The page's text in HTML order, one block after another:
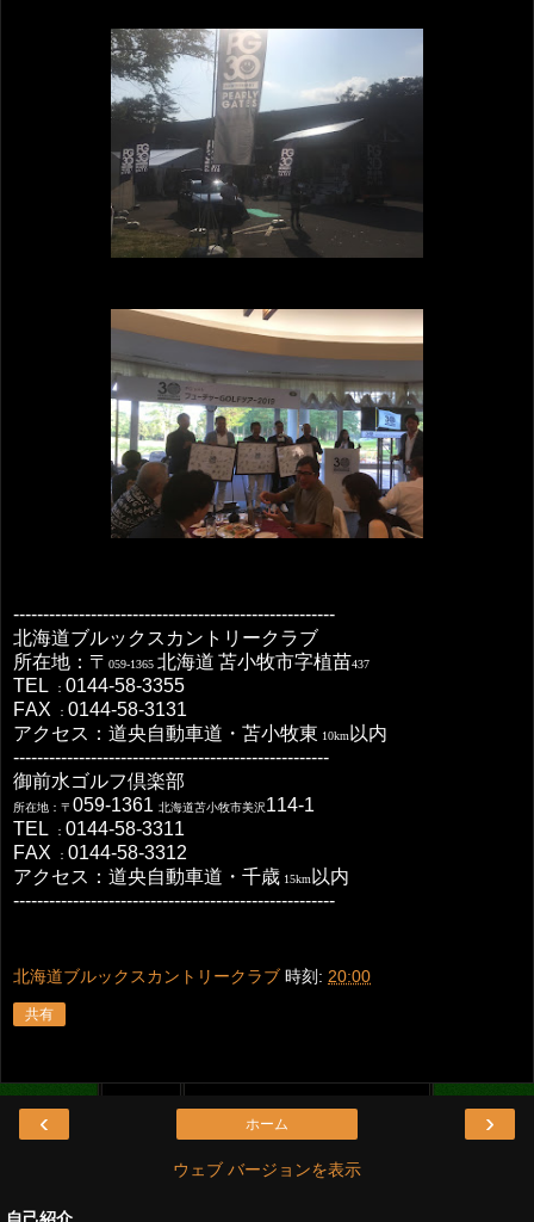
------------------------------------------------------
北海道ブルックスカントリークラブ
所在地：〒 059-1365 北海道 苫小牧市字植苗437
TEL ： 0144-58-3355
FAX
： 0144-58-3131
アクセス：道央自動車道・苫小牧東 10km 以内
-----------------------------------------------------
御前水ゴルフ倶楽部
所在地：〒 059-1361 北海道苫小牧市美沢114-1
TEL
： 0144-58-3311
FAX
： 0144-58-3312
アクセス：道央自動車道・千歳 15km 以内
------------------------------------------------------
北海道ブルックスカントリークラブ 時刻: 20:00
共有
‹ ›
ホーム
ウェブ バージョンを表示
自己紹介